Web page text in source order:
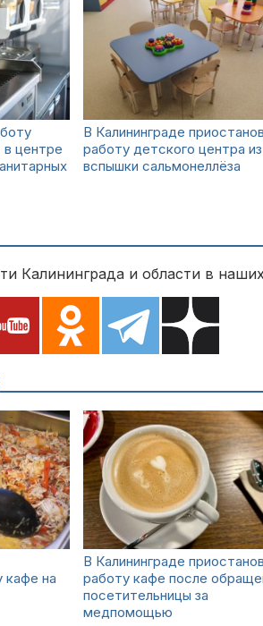
в центре
В Калининграде
работу детского центра
вспышки сальмонеллёза
Калининграда и области в
кафе на
В Калининграде
работу кафе после
посетительницы за
медпомощью